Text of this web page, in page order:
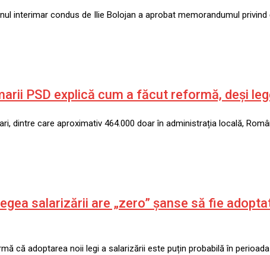
interimar condus de Ilie Bolojan a aprobat memorandumul
PSD explică cum a făcut reformă, deși
dintre care aproximativ 464.000 doar în administrația locală,
salarizării are „zero” șanse să fie
că adoptarea noii legi a salarizării este puțin probabilă în